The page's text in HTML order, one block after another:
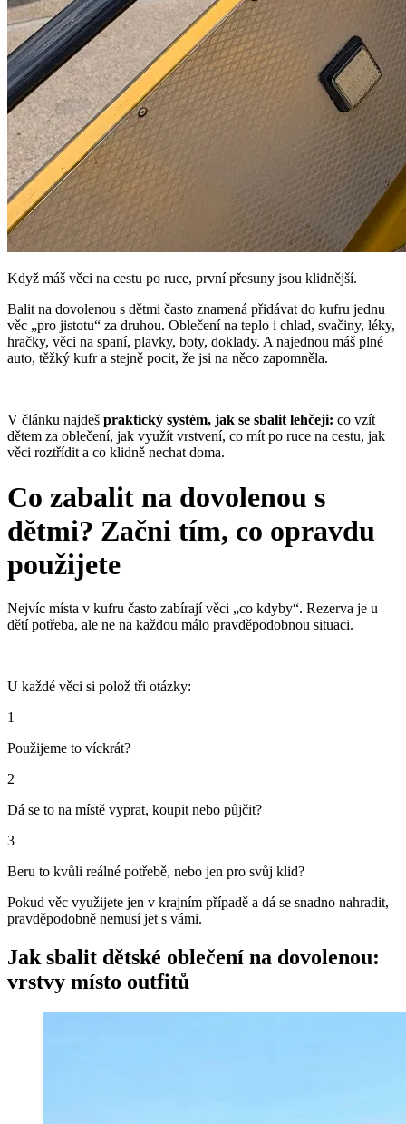
Když máš věci na cestu po ruce, první přesuny jsou klidnější.
Balit na dovolenou s dětmi často znamená přidávat do kufru jednu
věc „pro jistotu“ za druhou. Oblečení na teplo i chlad, svačiny, léky,
hračky, věci na spaní, plavky, boty, doklady. A najednou máš plné
auto, těžký kufr a stejně pocit, že jsi na něco zapomněla.
V článku najdeš praktický systém, jak se sbalit lehčeji: co vzít
dětem za oblečení, jak využít vrstvení, co mít po ruce na cestu, jak
věci roztřídit a co klidně nechat doma.
Co zabalit na dovolenou s
dětmi? Začni tím, co opravdu
použijete
Nejvíc místa v kufru často zabírají věci „co kdyby“. Rezerva je u
dětí potřeba, ale ne na každou málo pravděpodobnou situaci.
U každé věci si polož tři otázky:
1
Použijeme to víckrát?
2
Dá se to na místě vyprat, koupit nebo půjčit?
3
Beru to kvůli reálné potřebě, nebo jen pro svůj klid?
Pokud věc využijete jen v krajním případě a dá se snadno nahradit,
pravděpodobně nemusí jet s vámi.
Jak sbalit dětské oblečení na dovolenou:
vrstvy místo outfitů